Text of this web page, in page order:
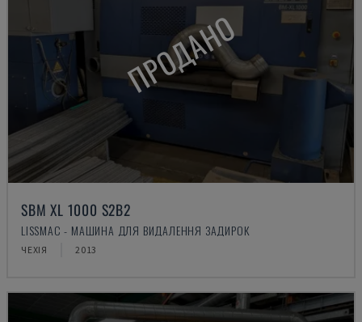
ПРОДАНО
SBM XL 1000 S2B2
LISSMAC - МАШИНА ДЛЯ ВИДАЛЕННЯ ЗАДИРОК
ЧЕХІЯ 2013